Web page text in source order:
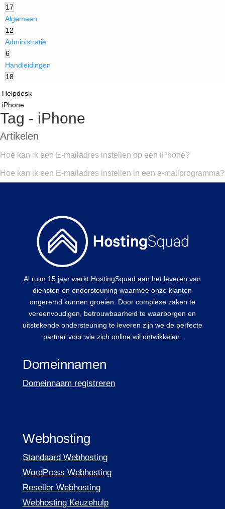
17
Algemeen
12
Administratie
6
Handleidingen
18
Helpdesk
iPhone
Tag - iPhone
Artikelen
Hoe kan ik een E-mailadres instellen op een iPhone?
Hoe kan ik een E-mailadres instellen in een e-mailprogramma?
Al ruim 15 jaar werkt HostingSquad aan het leveren van
diensten en ondersteuning waarmee onze klanten
ongeremd kunnen groeien. Door complexe zaken te
vereenvoudigen, betrouwbaarheid te waarborgen en
uitstekende ondersteuning te leveren zijn we de perfecte
partner voor wie zich online wil ontwikkelen.
Domeinnamen
Domeinnaam registreren
Webhosting
Standaard Webhosting
WordPress Webhosting
Reseller Webhosting
Webhosting Keuzehulp